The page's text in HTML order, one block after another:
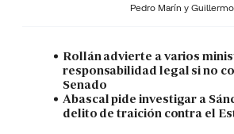
Pedro Marín y
Rollán advierte a varios
responsabilidad legal si no
Senado
Abascal pide investigar a
delito de traición contra el